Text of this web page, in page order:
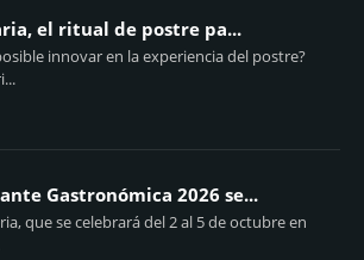
el ritual de postre pa...
innovar en la experiencia del postre?
Gastronómica 2026 se...
que se celebrará del 2 al 5 de octubre en